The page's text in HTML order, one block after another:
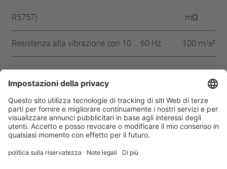
R5757) mΩ
Resistenza alla vibrazione con 10 … 60 Hz 100 m/s²
Approvazioni
UL CSA CQC